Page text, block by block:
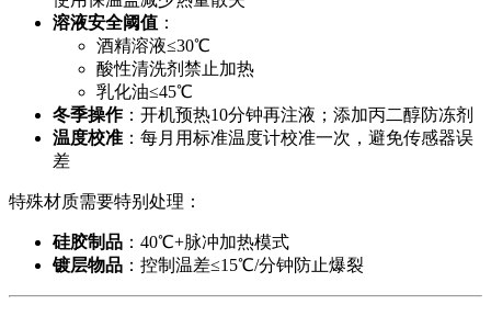
溶液安全阈值 ：
酒精溶液≤30℃
酸性清洗剂禁止加热
乳化油≤45℃
冬季操作：开机预热10分钟再注液；添加丙二醇防冻剂
温度校准 ：每月用标准温度计校准一次，避免传感器误
差
特殊材质需要特别处理：
硅胶制品 ：40℃+脉冲加热模式
镀层物品 ：控制温差≤15℃/分钟防止爆裂